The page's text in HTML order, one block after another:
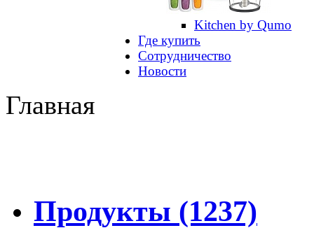
Kitchen by Qumo
Где купить
Сотрудничество
Новости
Главная
Продукты (1237)